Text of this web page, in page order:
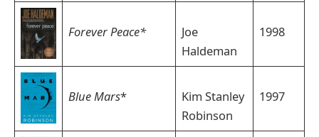
Forever Peace*
Joe
Haldeman
1998
Blue Mars*
Kim Stanley
Robinson
1997